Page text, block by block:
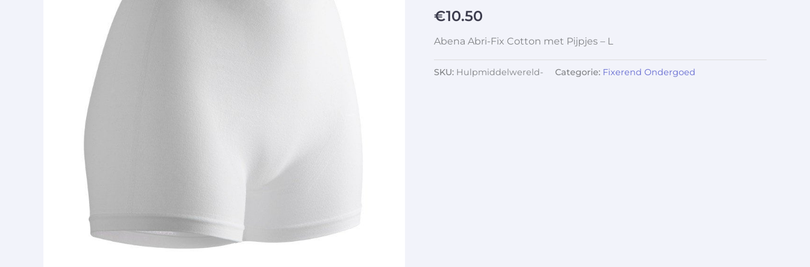
€10.50
Abena Abri-Fix Cotton met Pijpjes – L
SKU: Hulpmiddelwereld- Categorie: Fixerend Ondergoed